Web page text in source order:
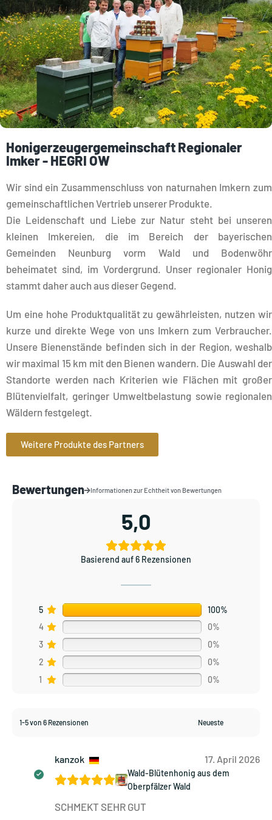
Honigerzeugergemeinschaft Regionaler
Imker - HEGRI OW
Wir sind ein Zusammenschluss von naturnahen Imkern zum
gemeinschaftlichen Vertrieb unserer Produkte.
Die Leidenschaft und Liebe zur Natur steht bei unseren
kleinen Imkereien, die im Bereich der bayerischen
Gemeinden Neunburg vorm Wald und Bodenwöhr
beheimatet sind, im Vordergrund. Unser regionaler Honig
stammt daher auch aus dieser Gegend.
Um eine hohe Produktqualität zu gewährleisten, nutzen wir
kurze und direkte Wege von uns Imkern zum Verbraucher.
Unsere Bienenstände befinden sich in der Region, weshalb
wir maximal 15 km mit den Bienen wandern. Die Auswahl der
Standorte werden nach Kriterien wie Flächen mit großer
Blütenvielfalt, geringer Umweltbelastung sowie regionalen
Wäldern festgelegt.
Weitere Produkte des Partners
Bewertungen Informationen zur Echtheit von Bewertungen
5,0
Basierend auf 6 Rezensionen
5
100%
4
0%
3
0%
2
0%
1
0%
1-5 von 6 Rezensionen
kanzok 17. April 2026
Wald-Blütenhonig aus dem
Oberpfälzer Wald
SCHMEKT SEHR GUT